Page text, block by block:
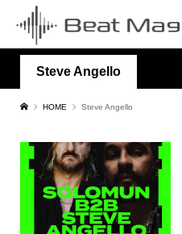
Steve Angello
HOME Steve Angello